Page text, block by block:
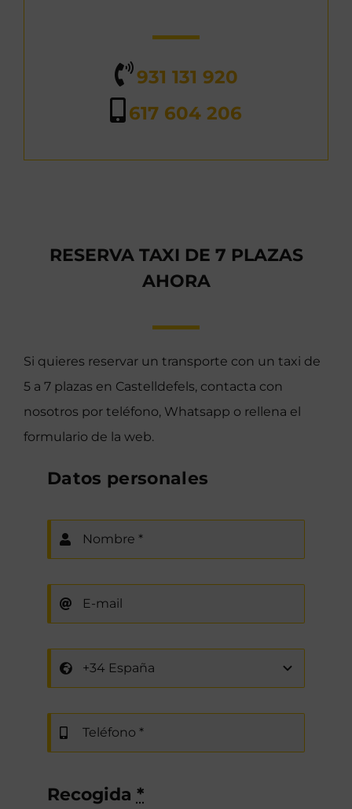
931 131 920
617 604 206
RESERVA TAXI DE 7 PLAZAS
AHORA
Si quieres reservar un transporte con un taxi de
5 a 7 plazas en Castelldefels, contacta con
nosotros por teléfono, Whatsapp o rellena el
formulario de la web.
Datos personales
Recogida *